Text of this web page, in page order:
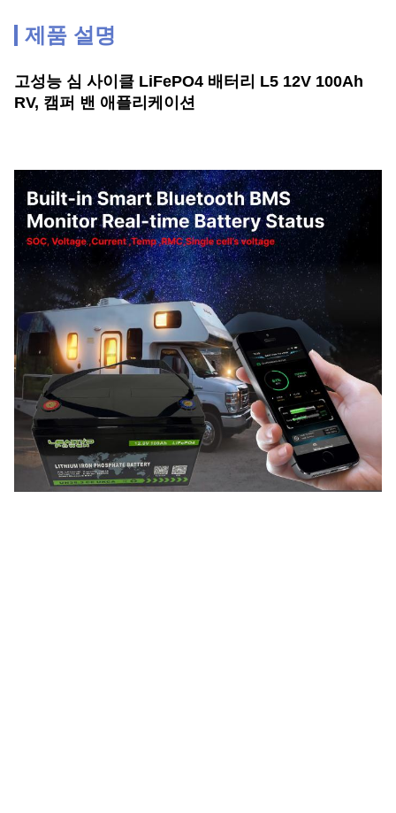
제품 설명
고성능 심 사이클 LiFePO4 배터리 L5 12V 100Ah
RV, 캠퍼 밴 애플리케이션